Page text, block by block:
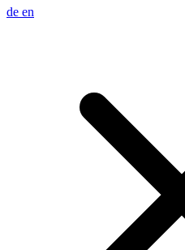
de en